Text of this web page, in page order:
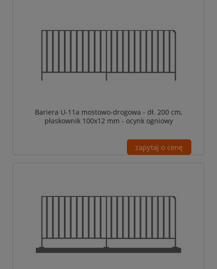
Bariera U-11a mostowo-drogowa - dł. 200 cm,
płaskownik 100x12 mm - ocynk ogniowy
zapytaj o cenę